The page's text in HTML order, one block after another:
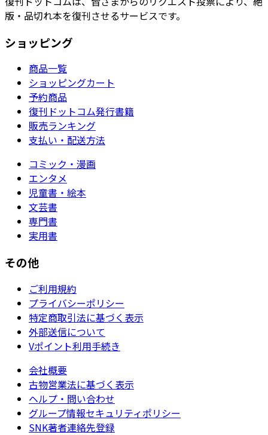
版・品切れ本を復刊させるサービスです。
ショッピング
商品一覧
ショッピングカート
予約商品
復刊ドットコム発行書籍
販売ランキング
支払い・配送方法
コミック・漫画
エンタメ
児童書・絵本
文芸書
専門書
実用書
その他
ご利用規約
プライバシーポリシー
特定商取引法に基づく表示
外部送信について
Vポイント利用手続き
会社概要
古物営業法に基づく表示
ヘルプ・問い合わせ
グループ情報セキュリティポリシー
SNK著者連絡先登録